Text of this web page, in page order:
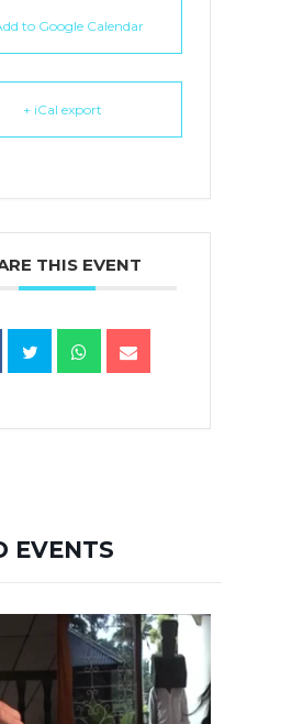
to Google Calendar
+ iCal export
THIS EVENT
EVENTS